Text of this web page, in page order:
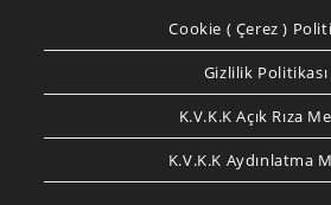
Cookie ( Çerez )
Gizlilik Politikası
K.V.K.K Açık Rıza
K.V.K.K Aydınlatma